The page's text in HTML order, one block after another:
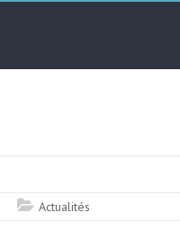
Actualités